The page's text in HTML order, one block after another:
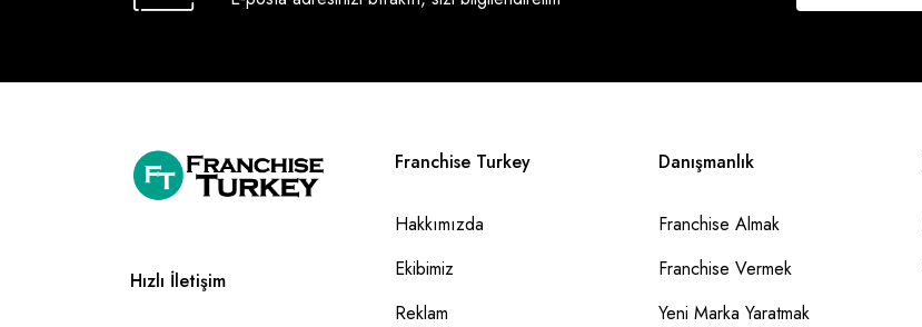
Hızlı İletişim
Franchise Turkey
Hakkımızda
Ekibimiz
Reklam
Danışmanlık
Franchise Almak
Franchise Vermek
Yeni Marka Yaratmak